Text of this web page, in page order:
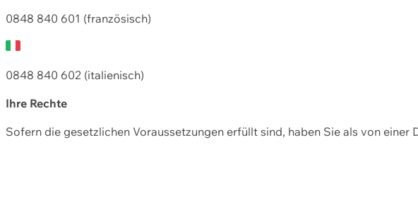
0848 840 601 (französisch)
0848 840 602 (italienisch)
Ihre Rechte
Sofern die gesetzlichen Voraussetzungen erfüllt sind, haben Sie als von